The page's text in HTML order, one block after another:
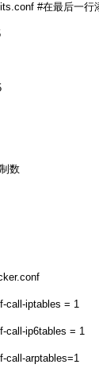
#在最后一行
数
call-iptables = 1
call-ip6tables = 1
call-arptables=1